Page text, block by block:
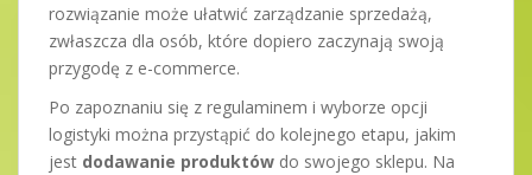
rozwiązanie może ułatwić zarządzanie sprzedażą,
zwłaszcza dla osób, które dopiero zaczynają swoją
przygodę z e-commerce.
Po zapoznaniu się z regulaminem i wyborze opcji
logistyki można przystąpić do kolejnego etapu, jakim
jest dodawanie produktów do swojego sklepu. Na